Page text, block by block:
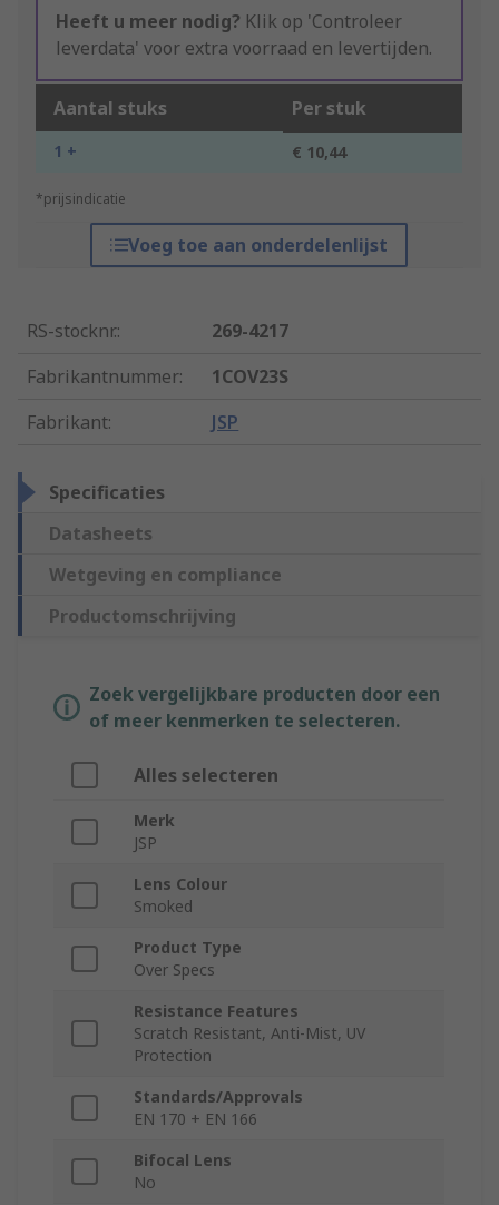
Heeft u meer nodig? Klik op 'Controleer
leverdata' voor extra voorraad en levertijden.
Aantal stuks Per stuk
1 + € 10,44
*prijsindicatie
Voeg toe aan onderdelenlijst
RS-stocknr.:
269-4217
Fabrikantnummer:
1COV23S
Fabrikant: JSP
Specificaties
Datasheets
Wetgeving en compliance
Productomschrijving
Zoek vergelijkbare producten door een
of meer kenmerken te selecteren.
Alles selecteren
Merk
JSP
Lens Colour
Smoked
Product Type
Over Specs
Resistance Features
Scratch Resistant, Anti-Mist, UV
Protection
Standards/Approvals
EN 170 + EN 166
Bifocal Lens
No